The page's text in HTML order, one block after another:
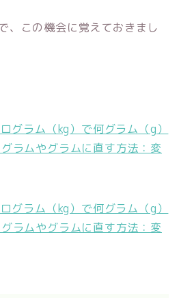
、この機会に覚えておきまし
グラム（kg）で何グラム（g）
ラムやグラムに直す方法：変
グラム（kg）で何グラム（g）
ラムやグラムに直す方法：変